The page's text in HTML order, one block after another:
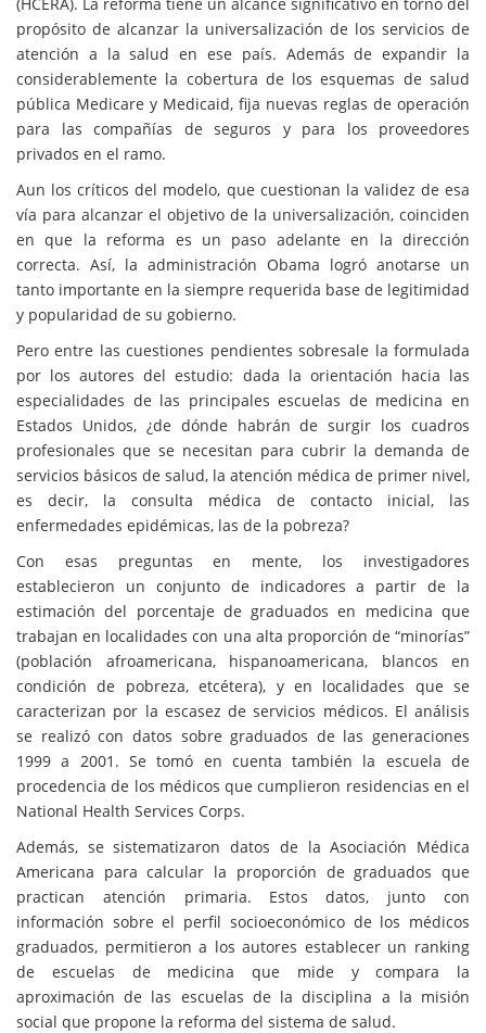
propósito de alcanzar la universalización de los servicios de
atención a la salud en ese país. Además de expandir la
considerablemente la cobertura de los esquemas de salud
pública Medicare y Medicaid, fija nuevas reglas de operación
para las compañías de seguros y para los proveedores
privados en el ramo.
Aun los críticos del modelo, que cuestionan la validez de esa
vía para alcanzar el objetivo de la universalización, coinciden
en que la reforma es un paso adelante en la dirección
correcta. Así, la administración Obama logró anotarse un
tanto importante en la siempre requerida base de legitimidad
y popularidad de su gobierno.
Pero entre las cuestiones pendientes sobresale la formulada
por los autores del estudio: dada la orientación hacia las
especialidades de las principales escuelas de medicina en
Estados Unidos, ¿de dónde habrán de surgir los cuadros
profesionales que se necesitan para cubrir la demanda de
servicios básicos de salud, la atención médica de primer nivel,
es decir, la consulta médica de contacto inicial, las
enfermedades epidémicas, las de la pobreza?
Con esas preguntas en mente, los investigadores
establecieron un conjunto de indicadores a partir de la
estimación del porcentaje de graduados en medicina que
trabajan en localidades con una alta proporción de “minorías”
(población afroamericana, hispanoamericana, blancos en
condición de pobreza, etcétera), y en localidades que se
caracterizan por la escasez de servicios médicos. El análisis
se realizó con datos sobre graduados de las generaciones
1999 a 2001. Se tomó en cuenta también la escuela de
procedencia de los médicos que cumplieron residencias en el
National Health Services Corps.
Además, se sistematizaron datos de la Asociación Médica
Americana para calcular la proporción de graduados que
practican atención primaria. Estos datos, junto con
información sobre el perfil socioeconómico de los médicos
graduados, permitieron a los autores establecer un ranking
de escuelas de medicina que mide y compara la
aproximación de las escuelas de la disciplina a la misión
social que propone la reforma del sistema de salud.